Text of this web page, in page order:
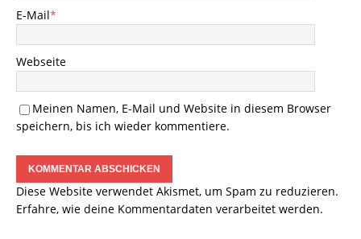
E-Mail*
Webseite
Meinen Namen, E-Mail und Website in diesem Browser
speichern, bis ich wieder kommentiere.
Diese Website verwendet Akismet, um Spam zu reduzieren.
Erfahre, wie deine Kommentardaten verarbeitet werden.